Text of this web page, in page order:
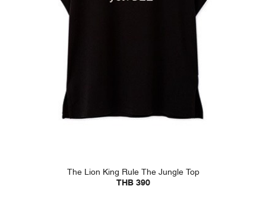
The Lion King Rule The Jungle Top
THB 390